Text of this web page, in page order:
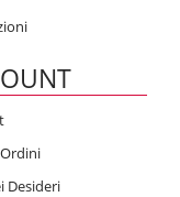
Desideri